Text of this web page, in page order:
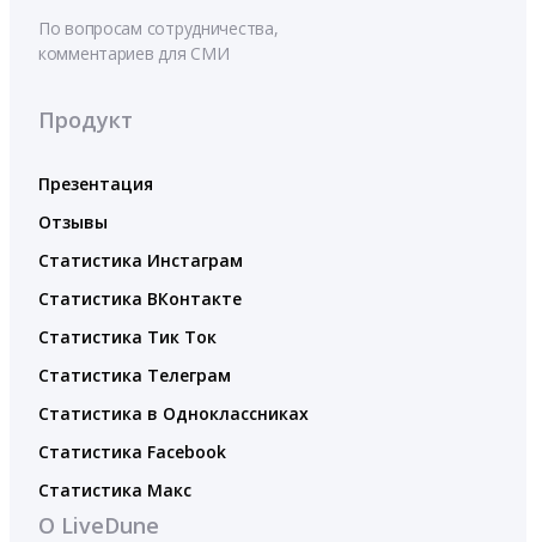
По вопросам сотрудничества,
комментариев для СМИ
Продукт
Презентация
Отзывы
Статистика Инстаграм
Статистика ВКонтакте
Статистика Тик Ток
Статистика Телеграм
Статистика в Одноклассниках
Статистика Facebook
Статистика Макс
О LiveDune